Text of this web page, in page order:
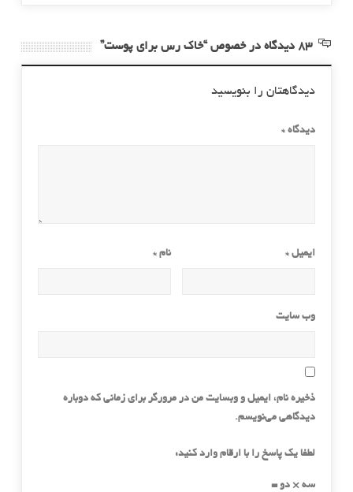
83 دیدگاه در خصوص “خاک رس برای پوست”
دیدگاهتان را بنویسید
دیدگاه *
نام* ایمیل *
وب‌ سایت
ذخیره نام، ایمیل و وبسایت من در مرورگر برای زمانی که دوباره
دیدگاهی می‌نویسم.
لطفا یک پاسخ را با ارقام وارد کنید:
سه × دو =